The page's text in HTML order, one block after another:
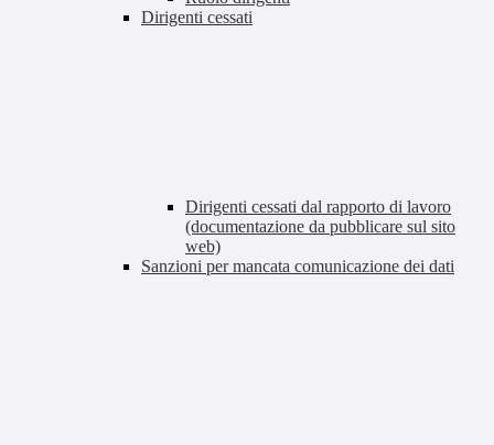
Dirigenti cessati
Dirigenti cessati dal rapporto di lavoro
(documentazione da pubblicare sul sito
web)
Sanzioni per mancata comunicazione dei dati